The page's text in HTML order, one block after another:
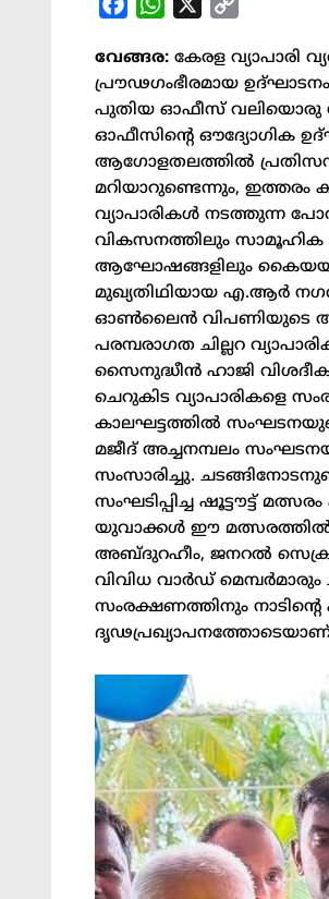
FacebookWhatsApp
വേങ്ങര: കേരള
പ്രൗഢഗംഭീരമായ
പുതിയ ഓഫീസ് വലിയൊരു
ഓഫീസിന്റെ ഔദ്യോഗിക
ആഗോളതലത്തിൽ
മറിയാറുണ്ടെന്നും,
വ്യാപാരികൾ നടത്തുന്ന
വികസനത്തിലും സാമൂഹിക
ആഘോഷങ്ങളിലും കൈയയച്ച്
മുഖ്യതിഥിയായ എ.ആർ
ഓൺലൈൻ വിപണിയുടെ
പരമ്പരാഗത ചില്ലറ
സൈനുദ്ധീൻ ഹാജി
ചെറുകിട വ്യാപാരികളെ
കാലഘട്ടത്തിൽ
മജീദ് അച്ചനമ്പലം
സംസാരിച്ചു.
സംഘടിപ്പിച്ച ഷൂട്ടൗട്ട്
യുവാക്കൾ ഈ മത്സരത്തിൽ
അബ്ദുറഹീം, ജനറൽ
വിവിധ വാർഡ്
സംരക്ഷണത്തിനും
ദൃഢപ്രഖ്യാപനത്തോടെയാണ്